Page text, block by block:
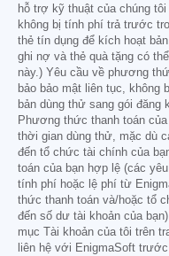
hỗ trợ kỹ thuật của chúng
không bị tính phí trả trước
thẻ tín dụng để kích hoạt
ghi nợ và thẻ quà tặng có
này.) Yêu cầu về phương
bảo bảo mật liên tục, không
bản dùng thử sang gói đăng
Phương thức thanh toán
thời gian dùng thử, mặc dù
đến tổ chức tài chính của
toán của bạn hợp lệ (các
tính phí hoặc lệ phí từ
thức thanh toán và/hoặc tổ
đến số dư tài khoản của
mục Tài khoản của tôi trên
liên hệ với EnigmaSoft